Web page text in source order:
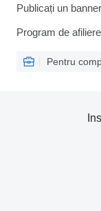
Publicați un banner
Program de afiliere
Pentru